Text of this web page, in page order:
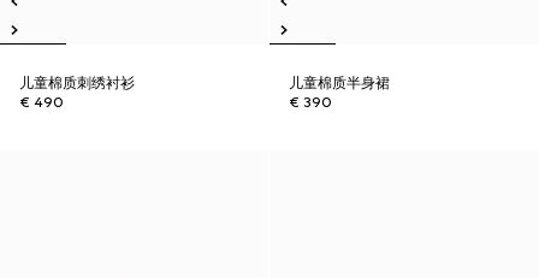
儿童棉质刺绣衬衫
€ 490
儿童棉质半身裙
€ 390